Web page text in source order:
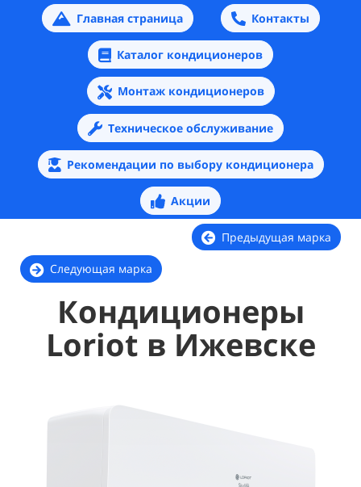
Главная страница Контакты
Каталог кондиционеров
Монтаж кондиционеров
Техническое обслуживание
Рекомендации по выбору кондиционера
Акции
Предыдущая марка
Следующая марка
Кондиционеры
Loriot в Ижевске